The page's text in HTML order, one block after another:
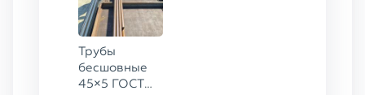
Трубы
бесшовные
45×5 ГОСТ